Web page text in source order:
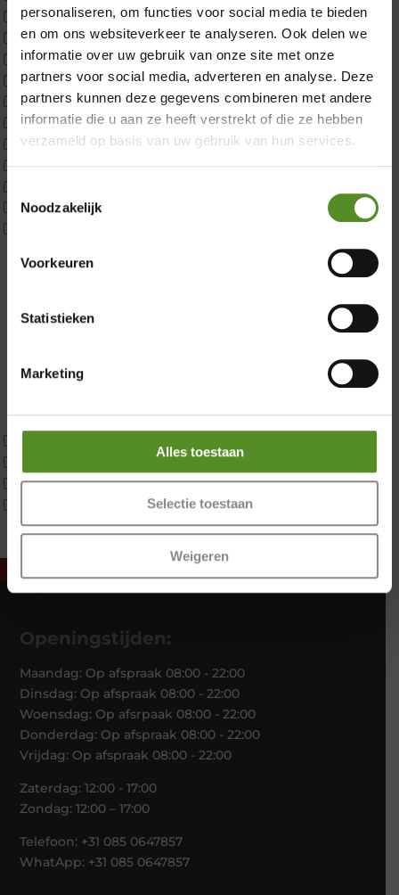
personaliseren, om functies voor social media te bieden
en om ons websiteverkeer te analyseren. Ook delen we
informatie over uw gebruik van onze site met onze
partners voor social media, adverteren en analyse. Deze
partners kunnen deze gegevens combineren met andere
informatie die u aan ze heeft verstrekt of die ze hebben
verzameld op basis van uw gebruik van hun services.
Toestemmingsselectie
Noodzakelijk
Voorkeuren
Statistieken
Marketing
Alles toestaan
Selectie toestaan
Weigeren
ErkendMatras 2 Pers
ErkendMatras twijfelaar product
Matrassen
Matrastopper 10cm
p350 1 Pers
p350 2 Pers
p350 twijfelaar
P650 Twijfelaar
1 persoon
2 personen split
Koudschuim
Traagschuim
Tweepersoons 1 kern product
Tweepersoons 2 kernen
Webshop Only Collectie
Openingstijden:
Maandag: Op afspraak 08:00 - 22:00
Dinsdag: Op afspraak 08:00 - 22:00
Woensdag: Op afsrpaak 08:00 - 22:00
Donderdag: Op afspraak 08:00 - 22:00
Vrijdag: Op afspraak 08:00 - 22:00
Zaterdag: 12:00 - 17:00
Zondag: 12:00 – 17:00
Telefoon: +31 085 0647857
WhatApp: +31 085 0647857
Zaterdag: 12:00 – 17:00
Doordeweeks op afspraak
×